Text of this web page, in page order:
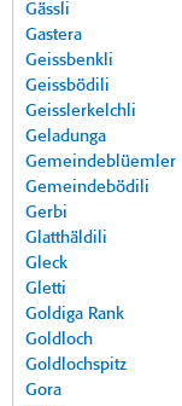
Gässli
Gastera
Geissbenkli
Geissbödili
Geisslerkelchli
Geladunga
Gemeindeblüemler
Gemeindebödili
Gerbi
Glatthäldili
Gleck
Gletti
Goldiga Rank
Goldloch
Goldlochspitz
Gora